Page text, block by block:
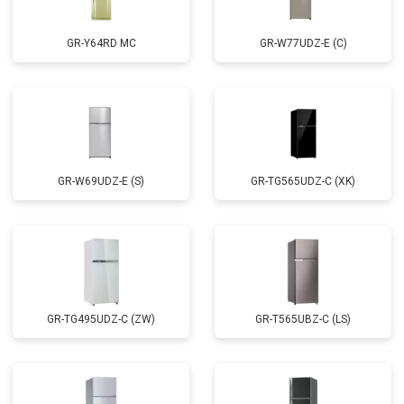
GR-Y64RD MC GR-W77UDZ-E (C)
GR-W69UDZ-E (S) GR-TG565UDZ-C (XK)
GR-TG495UDZ-C (ZW) GR-T565UBZ-C (LS)